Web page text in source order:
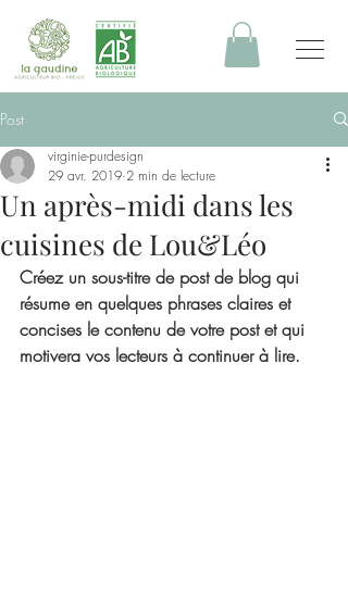
Post
Un après-midi dans les
cuisines de Lou&Léo
virginie-purdesign
29 avr. 2019 2 min de lecture
Créez un sous-titre de post de blog qui
résume en quelques phrases claires et
concises le contenu de votre post et qui
motivera vos lecteurs à continuer à lire.